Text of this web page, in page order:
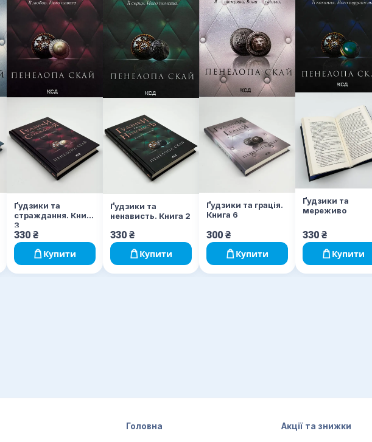
Ґудзики та
страждання. Книга
3
330 ₴
Купити
Ґудзики та
ненависть. Книга 2
330 ₴
Купити
Ґудзики та грація.
Книга 6
300 ₴
Купити
Ґудзики та
мереживо
330 ₴
Купити
Головна Акції та знижки